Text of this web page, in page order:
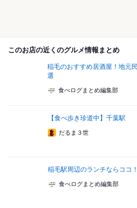
このお店の近くのグルメ情報まとめ
稲毛のおすすめ居酒屋！地元
選
食べログまとめ編集部
【食べ歩き珍道中】千葉駅
だるま３世
稲毛駅周辺のランチならココ
食べログまとめ編集部